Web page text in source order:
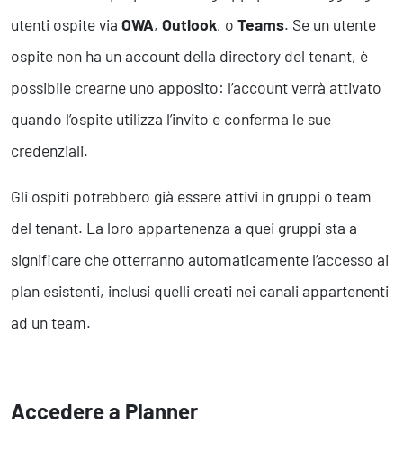
utenti ospite via OWA, Outlook, o Teams. Se un utente
ospite non ha un account della directory del tenant, è
possibile crearne uno apposito: l’account verrà attivato
quando l’ospite utilizza l’invito e conferma le sue
credenziali.
Gli ospiti potrebbero già essere attivi in gruppi o team
del tenant. La loro appartenenza a quei gruppi sta a
significare che otterranno automaticamente l’accesso ai
plan esistenti, inclusi quelli creati nei canali appartenenti
ad un team.
Accedere a Planner